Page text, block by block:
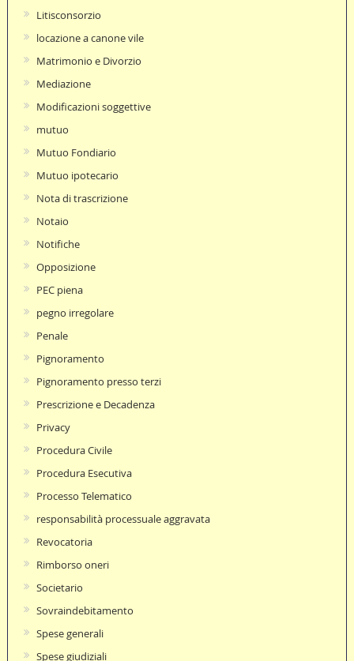
Litisconsorzio
locazione a canone vile
Matrimonio e Divorzio
Mediazione
Modificazioni soggettive
mutuo
Mutuo Fondiario
Mutuo ipotecario
Nota di trascrizione
Notaio
Notifiche
Opposizione
PEC piena
pegno irregolare
Penale
Pignoramento
Pignoramento presso terzi
Prescrizione e Decadenza
Privacy
Procedura Civile
Procedura Esecutiva
Processo Telematico
responsabilità processuale aggravata
Revocatoria
Rimborso oneri
Societario
Sovraindebitamento
Spese generali
Spese giudiziali